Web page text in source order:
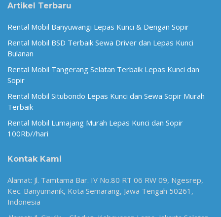
Artikel Terbaru
Rental Mobil Banyuwangi Lepas Kunci & Dengan Sopir
Rental Mobil BSD Terbaik Sewa Driver dan Lepas Kunci
Bulanan
Rental Mobil Tangerang Selatan Terbaik Lepas Kunci dan
Sopir
Rental Mobil Situbondo Lepas Kunci dan Sewa Sopir Murah
Terbaik
Rental Mobil Lumajang Murah Lepas Kunci dan Sopir
100Rb//hari
Kontak Kami
Alamat: Jl. Tamtama Bar. IV No.80 RT 06 RW 09, Ngesrep,
Kec. Banyumanik, Kota Semarang, Jawa Tengah 50261,
Indonesia